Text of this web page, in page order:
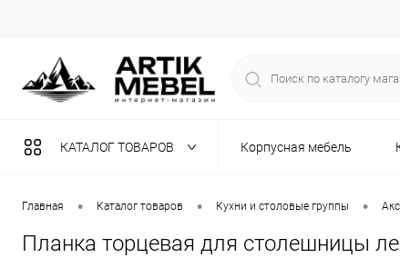
КАТАЛОГ ТОВАРОВ Корпусная мебель
Разная мебель
Главная • Каталог товаров • Кухни и столовые группы •
Планка торцевая для столешницы